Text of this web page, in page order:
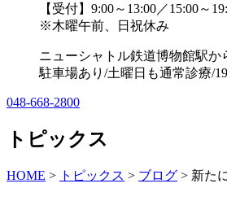
【受付】9:00～13:00／15:00～
※木曜午前、日祝休み
ニューシャトル鉄道博物館駅か
駐車場あり/土曜日も通常診療/
048-668-2800
トピックス
HOME > トピックス > ブログ > 新た